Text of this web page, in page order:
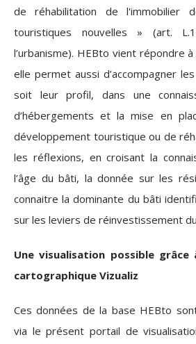
de réhabilitation de l'immobilier
touristiques nouvelles » (art.
l’urbanisme). HEBto vient répondre
elle permet aussi d’accompagner
soit leur profil, dans une
d’hébergements et la mise en
développement touristique ou de
les réflexions, en croisant la
l’âge du bâti, la donnée sur les
connaitre la dominante du bâti
sur les leviers de réinvestissement
Une visualisation possible
cartographique Vizualiz
Ces données de la base HEBto
via le présent portail de